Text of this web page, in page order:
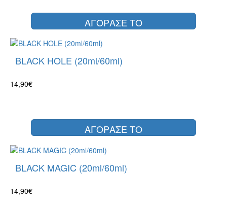
ΑΓΟΡΑΣΕ ΤΟ
BLACK HOLE (20ml/60ml)
14,90€
ΑΓΟΡΑΣΕ ΤΟ
BLACK MAGIC (20ml/60ml)
14,90€